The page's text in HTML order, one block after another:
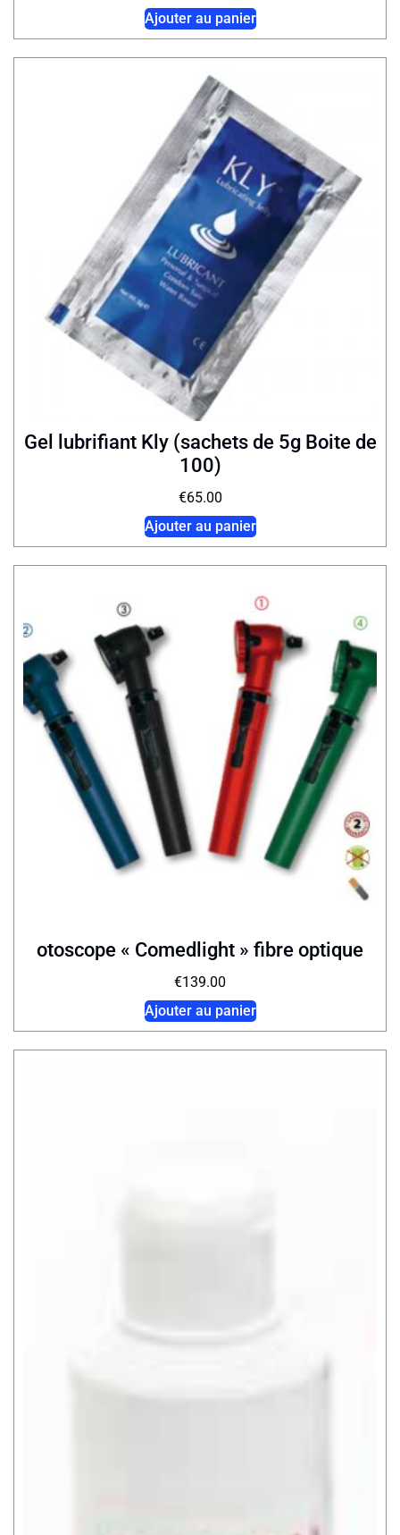
Ajouter au panier
Gel lubrifiant Kly (sachets de 5g Boite de
100)
€65.00
Ajouter au panier
otoscope « Comedlight » fibre optique
€139.00
Ajouter au panier